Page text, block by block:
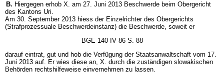
B. Hiergegen erhob X. am 27. Juni 2013 Beschwerde beim Obergericht
des Kantons Uri.
Am 30. September 2013 hiess der Einzelrichter des Obergerichts
(Strafprozessuale Beschwerdeinstanz) die Beschwerde, soweit er
BGE 140 IV 86 S. 88
darauf eintrat, gut und hob die Verfügung der Staatsanwaltschaft vom 17.
Juni 2013 auf. Er wies diese an, X. durch die zuständigen slowakischen
Behörden rechtshilfeweise einvernehmen zu lassen.